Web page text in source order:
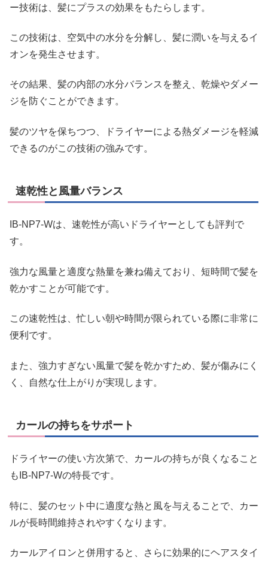
ー技術は、髪にプラスの効果をもたらします。
この技術は、空気中の水分を分解し、髪に潤いを与えるイ
オンを発生させます。
その結果、髪の内部の水分バランスを整え、乾燥やダメー
ジを防ぐことができます。
髪のツヤを保ちつつ、ドライヤーによる熱ダメージを軽減
できるのがこの技術の強みです。
速乾性と風量バランス
IB-NP7-Wは、速乾性が高いドライヤーとしても評判で
す。
強力な風量と適度な熱量を兼ね備えており、短時間で髪を
乾かすことが可能です。
この速乾性は、忙しい朝や時間が限られている際に非常に
便利です。
また、強力すぎない風量で髪を乾かすため、髪が傷みにく
く、自然な仕上がりが実現します。
カールの持ちをサポート
ドライヤーの使い方次第で、カールの持ちが良くなること
もIB-NP7-Wの特長です。
特に、髪のセット中に適度な熱と風を与えることで、カー
ルが長時間維持されやすくなります。
カールアイロンと併用すると、さらに効果的にヘアスタイ